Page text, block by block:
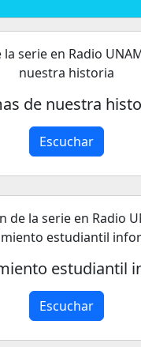
de nuestra
Escuchar
estudiantil
Escuchar